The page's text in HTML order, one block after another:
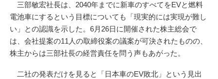
三部敏宏社長は、2040年までに新車のすべてをEVと燃料
電池車にするという目標についても「現実的には実現が難し
い」との認識を示した。6月26日に開催された株主総会で
は、会社提案の11人の取締役案の議案が可決されたものの、
株主からは三部社長の経営責任を問う声もあがった。
二社の発表だけを見ると「日本車のEV敗北」という見出